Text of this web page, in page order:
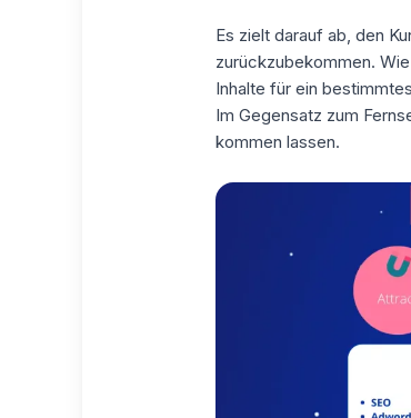
Es zielt darauf ab, den
zurückzubekommen.
Inhalte für ein bestimmtes
Im Gegensatz zum
kommen lassen.